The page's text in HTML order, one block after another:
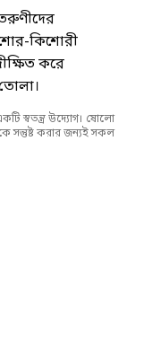
কিশোরী
করে
স্বতন্ত্র উদ্যোগ। ষোলো
সন্তুষ্ট করার জন্যই সকল